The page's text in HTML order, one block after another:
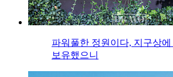
파워풀한 정원이다, 지구상에
보유했으니